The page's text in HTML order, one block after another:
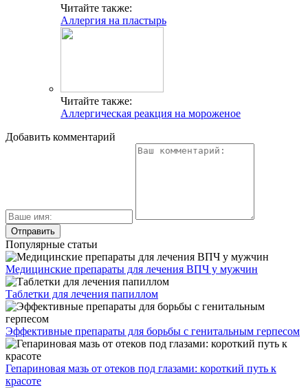
Читайте также:
Аллергия на пластырь
Читайте также:
Аллергическая реакция на мороженое
Добавить комментарий
Популярные статьи
Медицинские препараты для лечения ВПЧ у мужчин
Таблетки для лечения папиллом
Эффективные препараты для борьбы с генитальным герпесом
Гепариновая мазь от отеков под глазами: короткий путь к
красоте